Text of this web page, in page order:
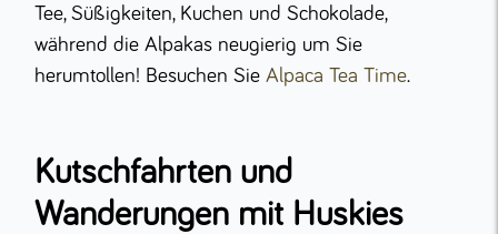
Tee, Süßigkeiten, Kuchen und Schokolade,
während die Alpakas neugierig um Sie
herumtollen! Besuchen Sie Alpaca Tea Time.
Kutschfahrten und
Wanderungen mit Huskies